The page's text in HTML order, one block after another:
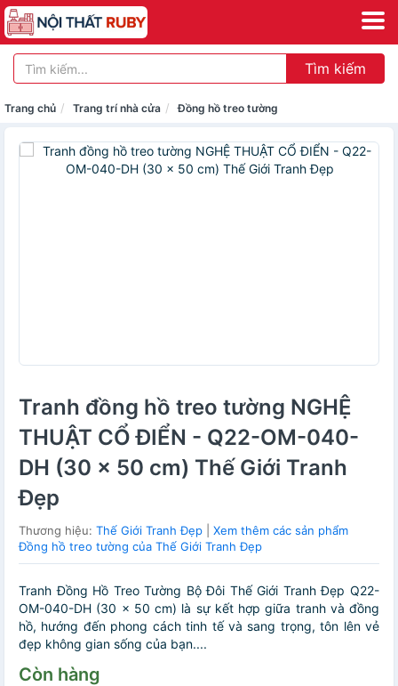
Tìm kiếm
Trang chủ Trang trí nhà cửa Đồng hồ treo tường
Tranh đồng hồ treo tường NGHỆ
THUẬT CỔ ĐIỂN - Q22-OM-040-
DH (30 x 50 cm) Thế Giới Tranh
Đẹp
Thương hiệu: Thế Giới Tranh Đẹp
Xem thêm các sản phẩm
Đồng hồ treo tường của Thế Giới Tranh Đẹp
Tranh Đồng Hồ Treo Tường Bộ Đôi Thế Giới Tranh Đẹp Q22-
OM-040-DH (30 x 50 cm) là sự kết hợp giữa tranh và đồng
hồ, hướng đến phong cách tinh tế và sang trọng, tôn lên vẻ
đẹp không gian sống của bạn....
Còn hàng